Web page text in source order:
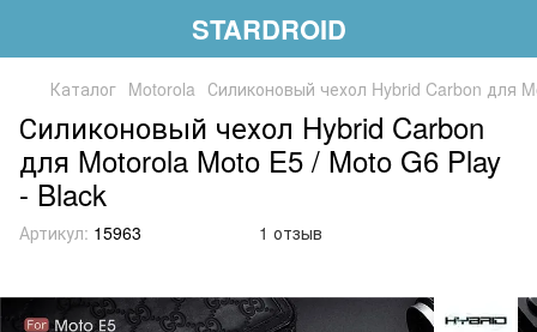
STARDROID
Каталог Motorola Силиконовый чехол Hybrid Carbon для
Силиконовый чехол Hybrid Carbon
для Motorola Moto E5 / Moto G6 Play
- Black
Артикул: 15963 1 отзыв